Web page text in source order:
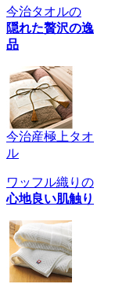
今治タオルの
隠れた贅沢の逸
品
今治産極上タオ
ル
ワッフル織りの
心地良い肌触り